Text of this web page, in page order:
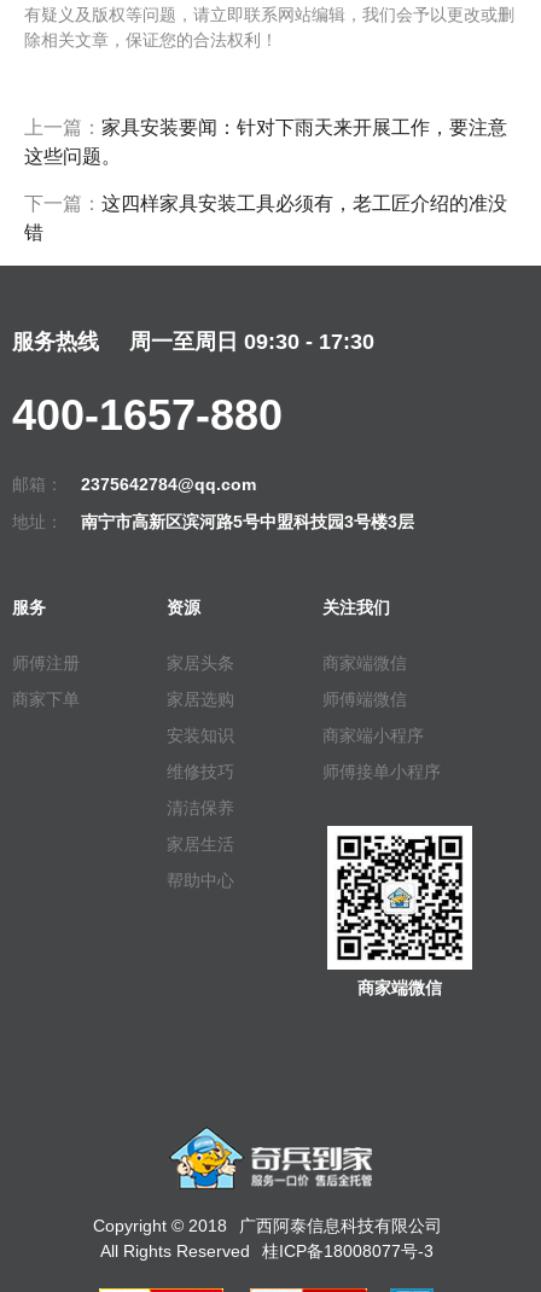
有疑义及版权等问题，请立即联系网站编辑，我们会予以更改或删
除相关文章，保证您的合法权利！
上一篇： 家具安装要闻：针对下雨天来开展工作，要注意
这些问题。
下一篇： 这四样家具安装工具必须有，老工匠介绍的准没
错
服务热线 周一至周日 09:30 - 17:30
400-1657-880
邮箱：
2375642784@qq.com
地址：
南宁市高新区滨河路5号中盟科技园3号楼3层
服务
师傅注册
商家下单
资源
家居头条
家居选购
安装知识
维修技巧
清洁保养
家居生活
帮助中心
关注我们
商家端微信
师傅端微信
商家端小程序
师傅接单小程序
商家端微信
Copyright © 2018
广西阿泰信息科技有限公司
All Rights Reserved
桂ICP备18008077号-3